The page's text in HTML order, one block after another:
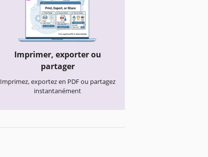
Imprimer, exporter ou
partager
Imprimez, exportez en PDF ou partagez
instantanément